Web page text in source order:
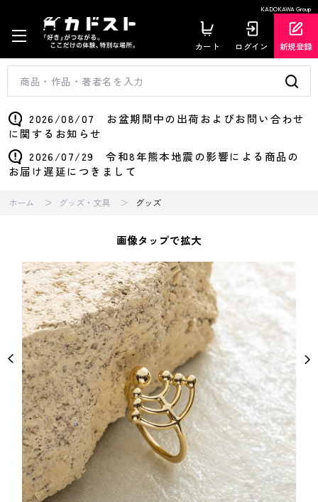
KADOKAWA Group
カート ログイン 新規登録
2026/08/07 お盆期間中の出荷およびお問い合わせ
に関するお知らせ
2026/07/29 令和8年熊本地震の影響による商品の
お届け遅延につきまして
ホーム グッズ・文具 グッズ
画像タップで拡大